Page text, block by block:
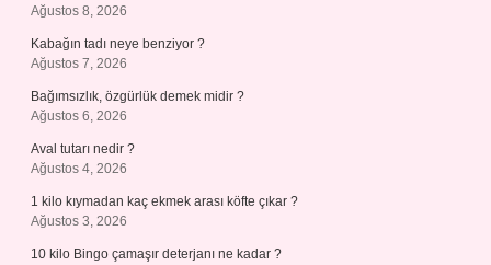
Ağustos 8, 2026
Kabağın tadı neye benziyor ?
Ağustos 7, 2026
Bağımsızlık, özgürlük demek midir ?
Ağustos 6, 2026
Aval tutarı nedir ?
Ağustos 4, 2026
1 kilo kıymadan kaç ekmek arası köfte çıkar ?
Ağustos 3, 2026
10 kilo Bingo çamaşır deterjanı ne kadar ?